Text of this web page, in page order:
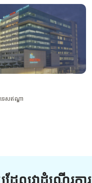
េសឥណ្ឌា